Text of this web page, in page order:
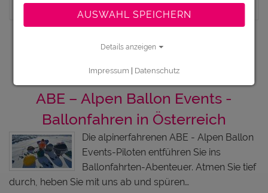
Seite1von
ABE – Alpen Ballon Events -
Ballonfahren in Österreich
Die alpinerfahrenen ABE - Alpen Ballon
Events-Piloten entführen Sie ins
Ballonfahrten-Abenteuer. Atmen Sie tief
durch, heben Sie mit uns ab und spüren…
AUSWAHL SPEICHERN
Details anzeigen
Impressum | Datenschutz